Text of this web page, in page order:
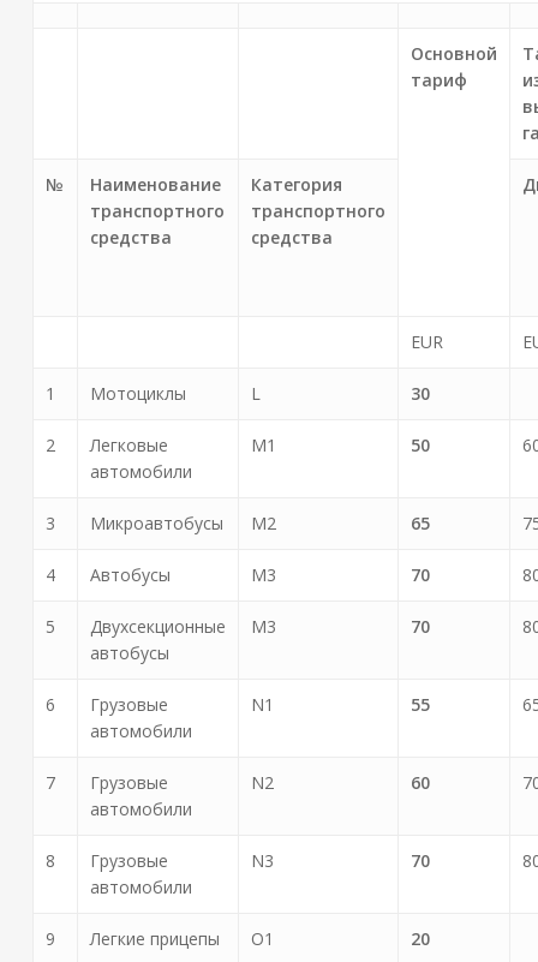
Основной
тариф
№
Наименование
транспортного
средства
Категория
транспортного
средства
EUR
1 Мотоциклы L 30
2
Легковые
автомобили
M1 50
3 Микроавтобусы M2 65
4 Автобусы M3 70
5
Двухсекционные
автобусы
M3 70
6
Грузовые
автомобили
N1 55
7
Грузовые
автомобили
N2 60
8
Грузовые
автомобили
N3 70
9 Легкие прицепы O1 20